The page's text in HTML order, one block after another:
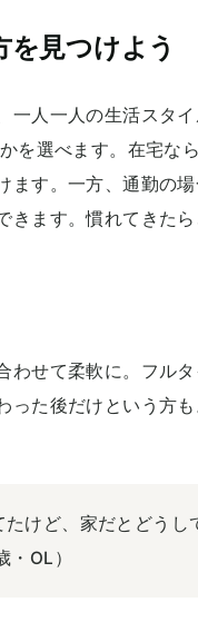
見つけよう
人一人の生活スタ
を選べます。在宅な
ます。一方、通勤の
きます。慣れてきた
わせて柔軟に。フル
った後だけという方
たけど、家だとどう
OL）